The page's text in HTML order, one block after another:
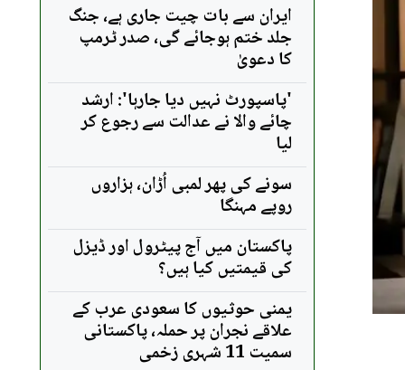
ایران سے بات چیت جاری ہے، جنگ
جلد ختم ہوجائے گی، صدر ٹرمپ
کا دعویٰ
'پاسپورٹ نہیں دیا جارہا': ارشد
چائے والا نے عدالت سے رجوع کر
لیا
سونے کی پھر لمبی اُڑان، ہزاروں
روپے مہنگا
پاکستان میں آج پیٹرول اور ڈیزل
کی قیمتیں کیا ہیں؟
یمنی حوثیوں کا سعودی عرب کے
علاقے نجران پر حملہ، پاکستانی
سمیت 11 شہری زخمی